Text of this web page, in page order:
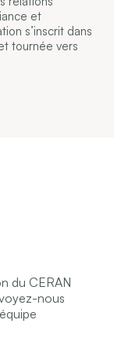
et
s’inscrit dans
tournée vers
du CERAN
nous